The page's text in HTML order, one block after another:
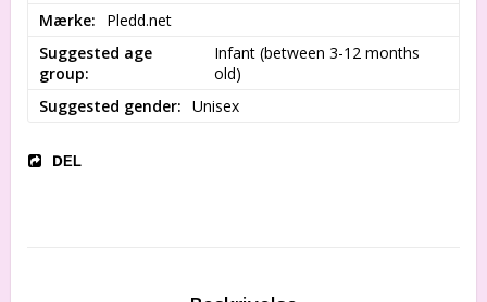
Mærke
Pledd.net
Suggested age
group
Infant (between 3-12 months
old)
Suggested gender
Unisex
DEL